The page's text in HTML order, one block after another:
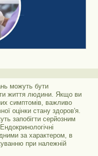
можуть бути
життя людини. Якщо ви
симптомів, важливо
оцінки стану здоров'я.
запобігти серйозним
за характером, в
при належній